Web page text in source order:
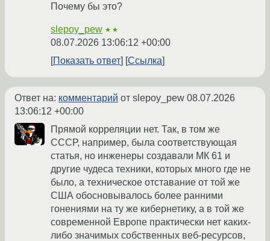
Почему бы это?
slepoy_pew ★★
08.07.2026 13:06:12 +00:00
Показать ответ
Ссылка
Ответ на: комментарий от slepoy_pew 08.07.2026
13:06:12 +00:00
Прямой корреляции нет. Так, в том же
СССР, например, была соответствующая
статья, но инженеры создавали МК 61 и
другие чудеса техники, которых много где не
было, а техническое отставание от той же
США обосновывалось более ранними
гонениями на ту же кибернетику, а в той же
современной Европе практически нет каких-
либо значимых собственных веб-ресурсов,